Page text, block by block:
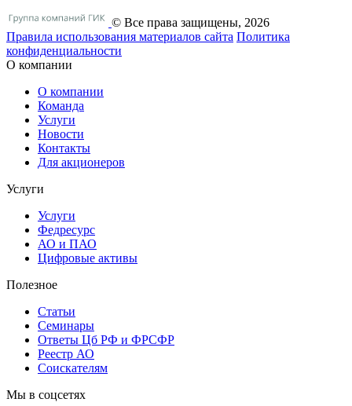
© Все права защищены, 2026
Правила использования материалов сайта Политика
конфиденциальности
О компании
О компании
Команда
Услуги
Новости
Контакты
Для акционеров
Услуги
Услуги
Федресурс
АО и ПАО
Цифровые активы
Полезное
Статьи
Cеминары
Ответы Цб РФ и ФРСФР
Реестр АО
Соискателям
Мы в соцсетях